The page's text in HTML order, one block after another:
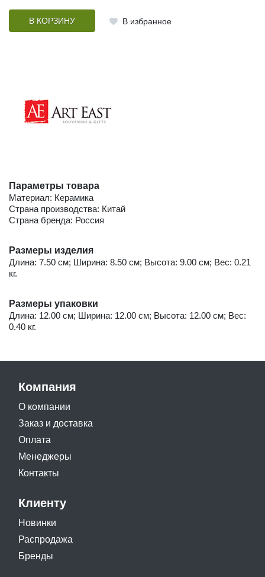
В КОРЗИНУ В избранное
Параметры товара
Материал: Керамика
Страна производства: Китай
Страна бренда: Россия
Размеры изделия
Длина: 7.50 см; Ширина: 8.50 см; Высота: 9.00 см; Вес: 0.21
кг.
Размеры упаковки
Длина: 12.00 см; Ширина: 12.00 см; Высота: 12.00 см; Вес:
0.40 кг.
Компания
О компании
Заказ и доставка
Оплата
Менеджеры
Контакты
Клиенту
Новинки
Распродажа
Бренды